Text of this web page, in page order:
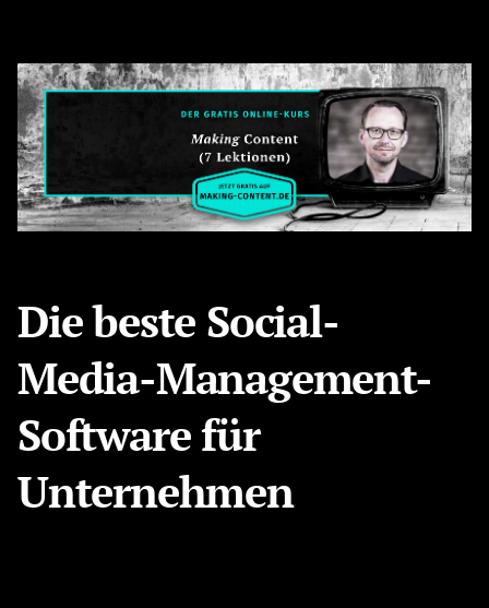
Die beste Social-
Media-Management-
Software für
Unternehmen